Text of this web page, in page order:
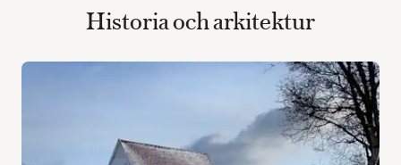
Historia och arkitektur